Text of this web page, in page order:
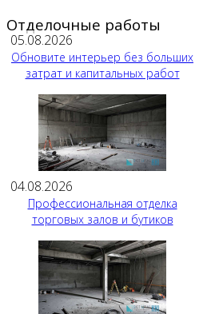
Отделочные работы
05.08.2026
Обновите интерьер без больших
затрат и капитальных работ
04.08.2026
Профессиональная отделка
торговых залов и бутиков